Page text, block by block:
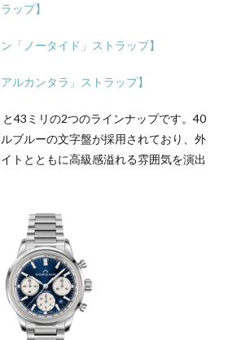
ップ】
「ノータイド」ストラップ】
ルカンタラ」ストラップ】
43ミリの2つのラインナップです。40
ブルーの文字盤が採用されており、外
トとともに高級感溢れる雰囲気を演出